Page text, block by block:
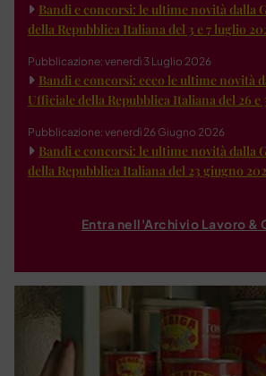
Bandi e concorsi: le ultime novità dalla
della Repubblica Italiana del 3 e 7 luglio
Pubblicazione: venerdì 3 Luglio 2026
Bandi e concorsi: ecco le ultime novità
Ufficiale della Repubblica Italiana del 26 e
Pubblicazione: venerdì 26 Giugno 2026
Bandi e concorsi: le ultime novità dalla
della Repubblica Italiana del 23 giugno
Entra nell'Archivio Lavoro &